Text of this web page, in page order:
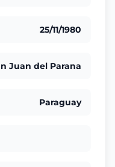
25/11/1980
Juan del Parana
Paraguay